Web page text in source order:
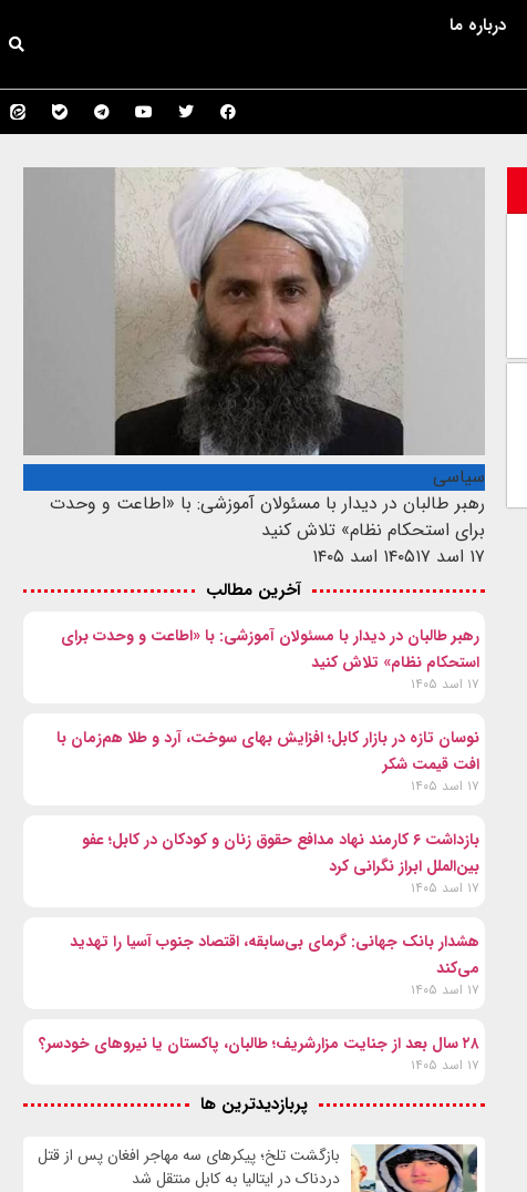
درباره ما
سیاسی
رهبر طالبان در دیدار با مسئولان آموزشی: با «اطاعت و وحدت
برای استحکام نظام» تلاش کنید
۱۷ اسد ۱۴۰۵
۱۷ اسد ۱۴۰۵
آخرین مطالب
رهبر طالبان در دیدار با مسئولان آموزشی: با «اطاعت و وحدت برای
استحکام نظام» تلاش کنید
۱۷ اسد ۱۴۰۵
نوسان تازه در بازار کابل؛ افزایش بهای سوخت، آرد و طلا هم‌زمان با
افت قیمت شکر
۱۷ اسد ۱۴۰۵
بازداشت ۶ کارمند نهاد مدافع حقوق زنان و کودکان در کابل؛ عفو
بین‌الملل ابراز نگرانی کرد
۱۷ اسد ۱۴۰۵
هشدار بانک جهانی: گرمای بی‌سابقه، اقتصاد جنوب آسیا را تهدید
می‌کند
۱۷ اسد ۱۴۰۵
۲۸ سال بعد از جنایت مزارشریف؛ طالبان، پاکستان یا نیروهای خودسر؟
۱۷ اسد ۱۴۰۵
پربازدیدترین ها
بازگشت تلخ؛ پیکرهای سه مهاجر افغان پس از قتل
دردناک در ایتالیا به کابل منتقل شد